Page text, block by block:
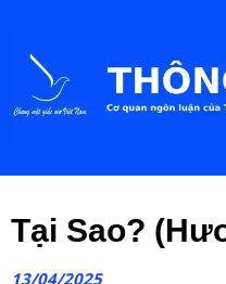
Tại Sao?
13/04/2025